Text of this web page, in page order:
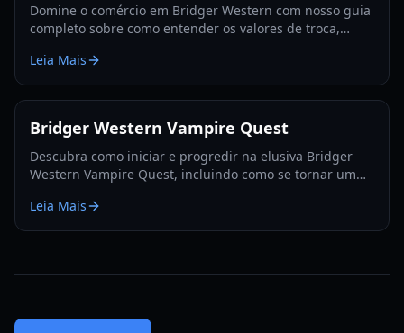
Domine o comércio em Bridger Western com nosso guia
completo sobre como entender os valores de troca,
informadas.
Leia Mais
Bridger Western Vampire Quest
Descubra como iniciar e progredir na elusiva Bridger
Western Vampire Quest, incluindo como se tornar um
Leia Mais